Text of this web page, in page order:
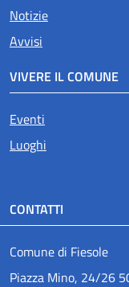
Notizie
Avvisi
VIVERE IL COMUNE
Eventi
Luoghi
CONTATTI
Comune di Fiesole
Piazza Mino, 24/26